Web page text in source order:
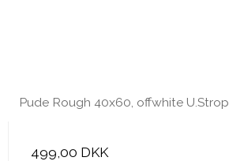
Pude Rough 40x60, offwhite U.Strop
499,00 DKK